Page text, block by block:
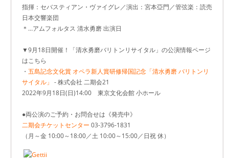
指揮：セバスティアン・ヴァイグレ／演出：宮本亞門／管弦楽：読売
日本交響楽団
＊…アムフォルタス 清水勇磨 出演日
▼9月18日開催！「清水勇磨バリトンリサイタル」の公演情報ページ
はこちら
・ 五島記念文化賞 オペラ新人賞研修帰国記念「清水勇磨 バリトンリ
サイタル」 - 株式会社 二期会21
2022年9月18日(日)14:00 東京文化会館 小ホール
●両公演のご予約・お問合せは《発売中》
二期会チケットセンター 03-3796-1831
（月～金 10:00～18:00／土 10:00～15:00／日祝 休）